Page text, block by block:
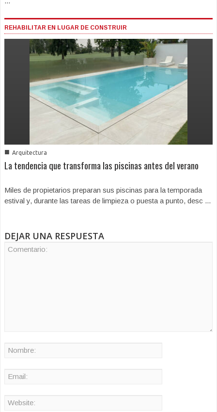
REHABILITAR EN LUGAR DE CONSTRUIR
■ Arquitectura
La tendencia que transforma las piscinas antes del verano
Miles de propietarios preparan sus piscinas para la temporada
estival y, durante las tareas de limpieza o puesta a punto, desc ...
DEJAR UNA RESPUESTA